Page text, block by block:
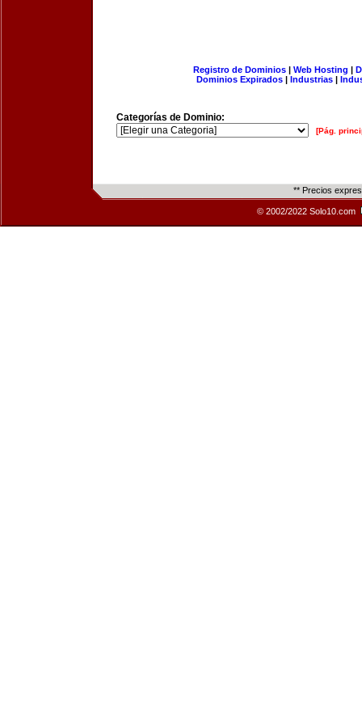
Registro de Dominios| Web Hosting |
Dominios Expirados | Industrias |
Categorías de Dominio:
[Pág.
** Precios
© 2002/2022 Solo10.com